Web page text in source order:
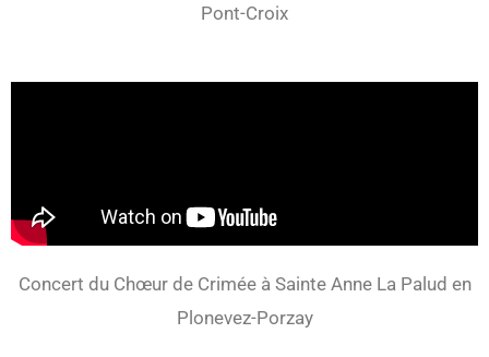
Pont-Croix
Concert du Chœur de Crimée à Sainte Anne La Palud en
Plonevez-Porzay